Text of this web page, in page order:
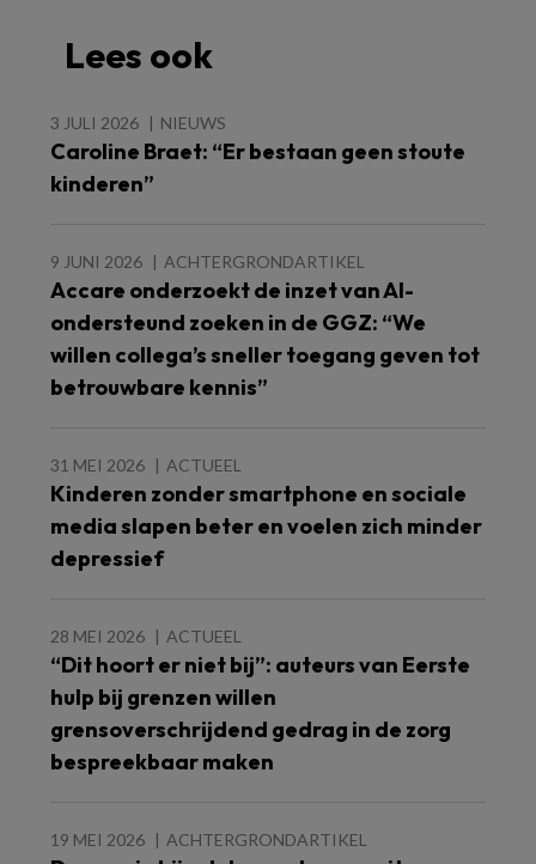
Lees ook
3 JULI 2026 NIEUWS
Caroline Braet: “Er bestaan geen stoute
kinderen”
9 JUNI 2026 ACHTERGRONDARTIKEL
Accare onderzoekt de inzet van AI-
ondersteund zoeken in de GGZ: “We
willen collega’s sneller toegang geven tot
betrouwbare kennis”
31 MEI 2026 ACTUEEL
Kinderen zonder smartphone en sociale
media slapen beter en voelen zich minder
depressief
28 MEI 2026 ACTUEEL
“Dit hoort er niet bij”: auteurs van Eerste
hulp bij grenzen willen
grensoverschrijdend gedrag in de zorg
bespreekbaar maken
19 MEI 2026 ACHTERGRONDARTIKEL